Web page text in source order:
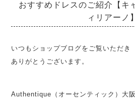
おすすめドレスのご紹介【キ
ィリアーノ】
いつもショップブログをご覧いただき
ありがとうございます。
Authentique（オーセンティック）大